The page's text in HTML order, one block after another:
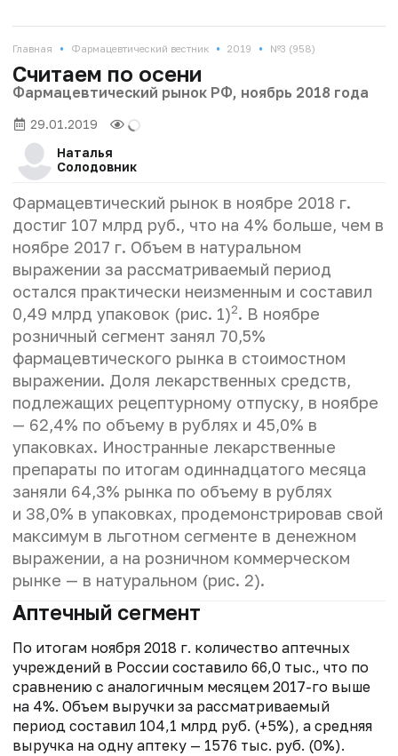
Главная • Фармацевтический вестник • 2019 • №3 (958)
Считаем по осени
Фармацевтический рынок РФ, ноябрь 2018 года
29.01.2019
Наталья
Солодовник
Фармацевтический рынок в ноябре 2018 г.
достиг 107 млрд руб., что на 4% больше, чем в
ноябре 2017 г. Объем в натуральном
выражении за рассматриваемый период
остался практически неизменным и составил
0,49 млрд упаковок (рис. 1)2. В ноябре
розничный сегмент занял 70,5%
фармацевтического рынка в стоимостном
выражении. Доля лекарственных средств,
подлежащих рецептурному отпуску, в ноябре
— 62,4% по объему в рублях и 45,0% в
упаковках. Иностранные лекарственные
препараты по итогам одиннадцатого месяца
заняли 64,3% рынка по объему в рублях
и 38,0% в упаковках, продемонстрировав свой
максимум в льготном сегменте в денежном
выражении, а на розничном коммерческом
рынке — в натуральном (рис. 2).
Аптечный сегмент
По итогам ноября 2018 г. количество аптечных
учреждений в России составило 66,0 тыс., что по
сравнению с аналогичным месяцем 2017-го выше
на 4%. Объем выручки за рассматриваемый
период составил 104,1 млрд руб. (+5%), а средняя
выручка на одну аптеку — 1576 тыс. руб. (0%).